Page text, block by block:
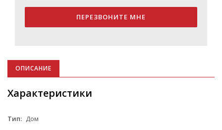
ПЕРЕЗВОНИТЕ МНЕ
ОПИСАНИЕ
Характеристики
Тип: Дом